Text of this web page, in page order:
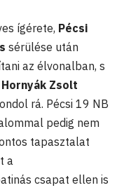
ígérete, Pécsi
sérülése után
az élvonalban, s
Hornyák Zsolt
rá. Pécsi 19 NB
pedig nem
tapasztalat
a
csapat ellen is